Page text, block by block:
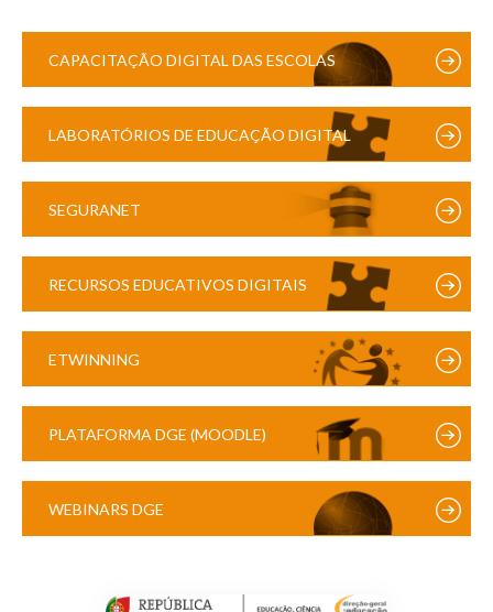
CAPACITAÇÃO DIGITAL DAS ESCOLAS
LABORATÓRIOS DE EDUCAÇÃO DIGITAL
SEGURANET
RECURSOS EDUCATIVOS DIGITAIS
ETWINNING
PLATAFORMA DGE (MOODLE)
WEBINARS DGE